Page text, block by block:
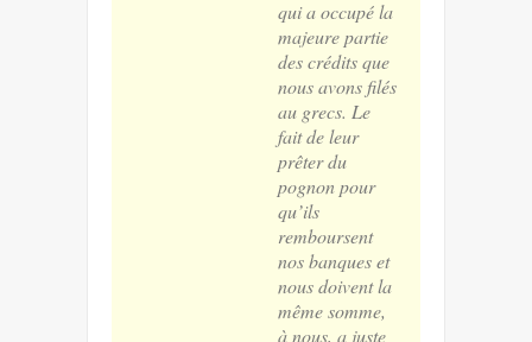
qui a occupé la
majeure partie
des crédits que
nous avons filés
au grecs. Le
fait de leur
prêter du
pognon pour
qu’ils
remboursent
nos banques et
nous doivent la
même somme,
à nous, a juste